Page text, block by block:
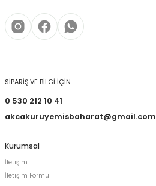
SİPARİŞ VE BİLGİ İÇİN
0 530 212 10 41
akcakuruyemisbaharat@gmail.com
Kurumsal
İletişim
İletişim Formu